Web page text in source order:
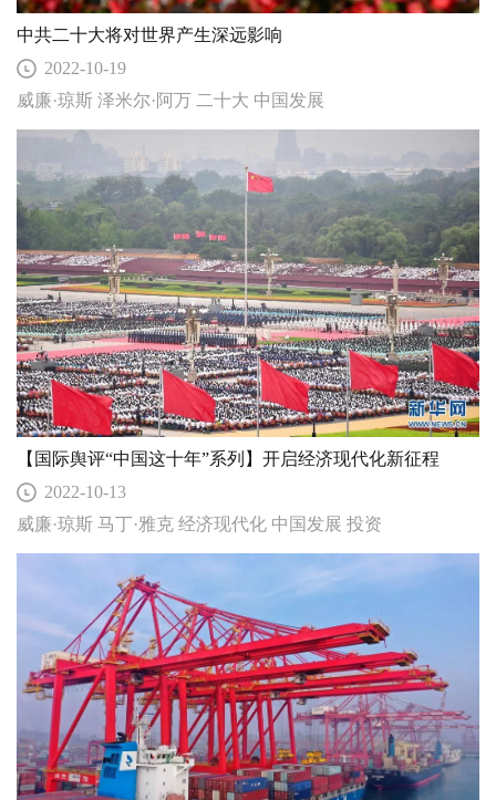
中共二十大将对世界产生深远影响
2022-10-19
威廉·琼斯 泽米尔·阿万 二十大 中国发展
【国际舆评“中国这十年”系列】开启经济现代化新征程
2022-10-13
威廉·琼斯 马丁·雅克 经济现代化 中国发展 投资